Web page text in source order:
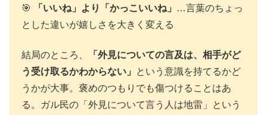
🎯 「いいね」より「かっこいいね」
…言葉のちょっ
とした違いが嬉しさを大きく変える
結局のところ、
「外見についての言及は、相手がど
う受け取るかわからない」
という意識を持てるかど
うかが大事。褒めのつもりでも傷つけることはあ
る。ガル民の「外見について言う人は地雷」という